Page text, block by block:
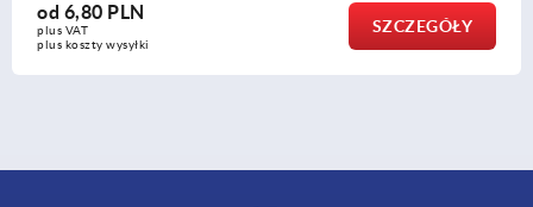
od 6,80 PLN
plus VAT
plus koszty wysyłki
SZCZEGÓŁY